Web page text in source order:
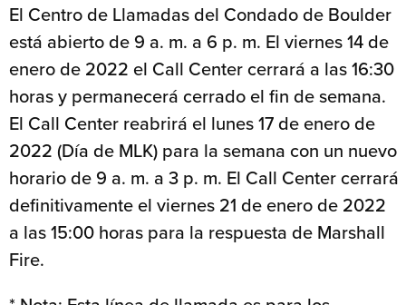
El Centro de Llamadas del Condado de Boulder
está abierto de 9 a. m. a 6 p. m. El viernes 14 de
enero de 2022 el Call Center cerrará a las 16:30
horas y permanecerá cerrado el fin de semana.
El Call Center reabrirá el lunes 17 de enero de
2022 (Día de MLK) para la semana con un nuevo
horario de 9 a. m. a 3 p. m. El Call Center cerrará
definitivamente el viernes 21 de enero de 2022
a las 15:00 horas para la respuesta de Marshall
Fire.